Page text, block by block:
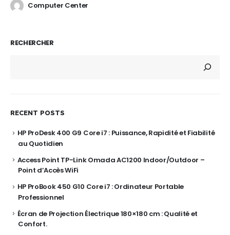
Computer Center
RECHERCHER
RECENT POSTS
HP ProDesk 400 G9 Core i7 : Puissance, Rapidité et Fiabilité
au Quotidien
Access Point TP-Link Omada AC1200 Indoor/Outdoor –
Point d’Accès WiFi
HP ProBook 450 G10 Core i7 : Ordinateur Portable
Professionnel
Écran de Projection Électrique 180×180 cm : Qualité et
Confort.